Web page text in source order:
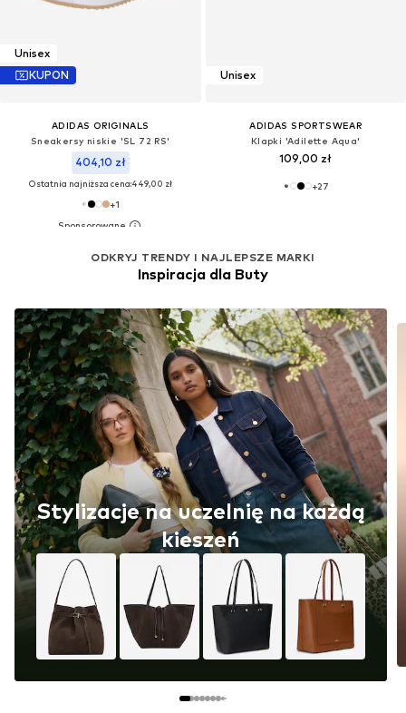
Unisex
KUPON
ADIDAS ORIGINALS
Sneakersy niskie 'SL 72 RS'
404,10 zł
Ostatnia najniższa cena:449,00 zł
+1
Unisex
ADIDAS SPORTSWEAR
Klapki 'Adilette Aqua'
109,00 zł
+27
ODKRYJ TRENDY I NAJLEPSZE MARKI
Inspiracja dla Buty
Stylizacje na uczelnię na każdą
kieszeń